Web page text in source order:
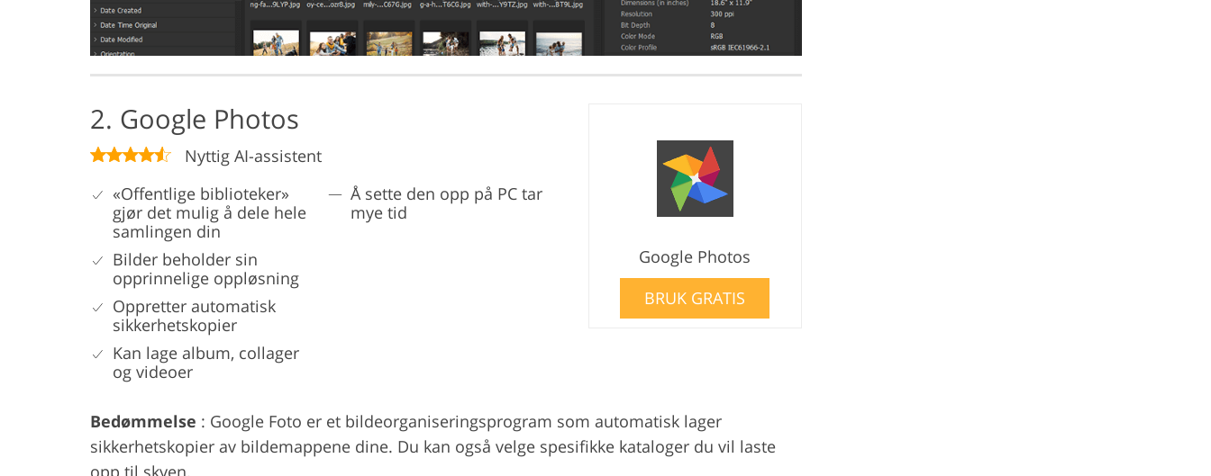
2. Google Photos
Nyttig AI-assistent
«Offentlige biblioteker»
gjør det mulig å dele hele
samlingen din
Bilder beholder sin
opprinnelige oppløsning
Oppretter automatisk
sikkerhetskopier
Kan lage album, collager
og videoer
Å sette den opp på PC tar
mye tid
Google Photos
BRUK GRATIS
Bedømmelse : Google Foto er et bildeorganiseringsprogram som automatisk lager
sikkerhetskopier av bildemappene dine. Du kan også velge spesifikke kataloger du vil laste